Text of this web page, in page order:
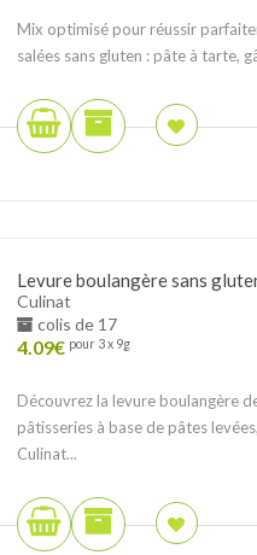
Mix optimisé pour réussir
salées sans gluten : pâte à tarte,
Levure boulangère sans
Culinat
colis de 17
4.09€ pour 3 x 9g
Découvrez la levure boulangère
pâtisseries à base de pâtes
Culinat...